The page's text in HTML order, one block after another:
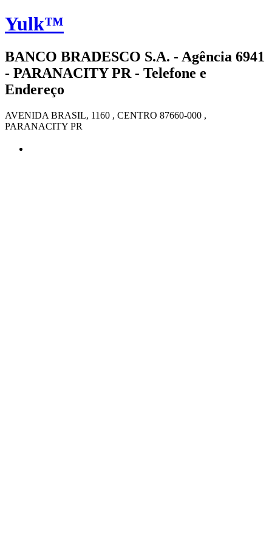
Yulk™
BANCO BRADESCO S.A. - Agência 6941
- PARANACITY PR - Telefone e
Endereço
AVENIDA BRASIL, 1160 , CENTRO 87660-000 ,
PARANACITY PR